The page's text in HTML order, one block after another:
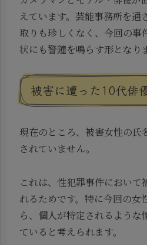
えています。芸能事務所を通
取りも珍しくなく、今回の事
状にも警鐘を鳴らす形となり
被害に遭った10代俳
現在のところ、被害女性の氏
されていません。
これは、性犯罪事件において
れるためです。特に今回の女
ら、個人が特定されるような
ていると考えられます。